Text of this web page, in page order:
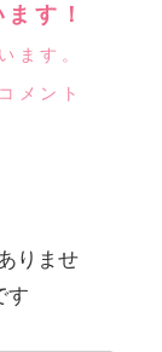
す！
ます。
メント
りませ
す